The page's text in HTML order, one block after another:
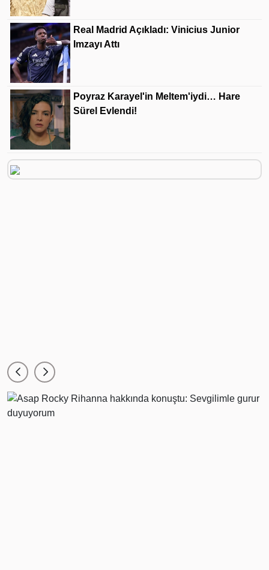
Real Madrid Açıkladı: Vinicius Junior
Imzayı Attı
Poyraz Karayel'in Meltem'iydi… Hare
Sürel Evlendi!